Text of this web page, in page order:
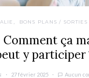
BONS PLANS / SORTIES
ça
y participer
27 février 2025 Aucun